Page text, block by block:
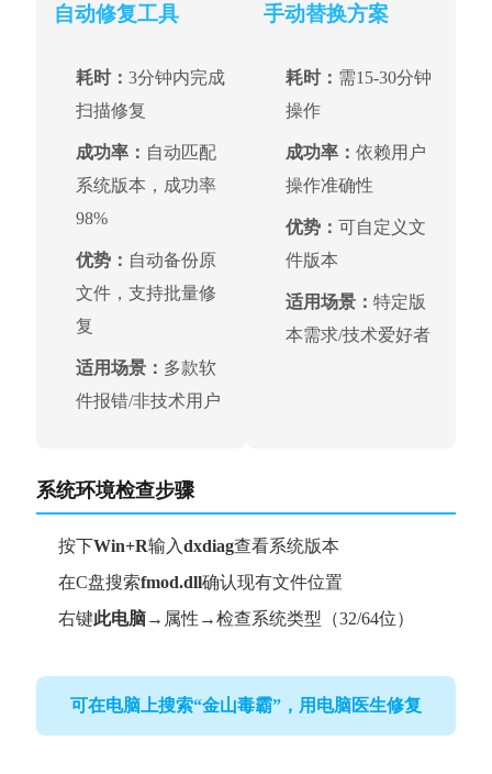
自动修复工具
耗时： 3分钟内完成
扫描修复
成功率： 自动匹配
系统版本，成功率
98%
优势： 自动备份原
文件，支持批量修
复
适用场景： 多款软
件报错/非技术用户
手动替换方案
耗时： 需15-30分钟
操作
成功率： 依赖用户
操作准确性
优势： 可自定义文
件版本
适用场景： 特定版
本需求/技术爱好者
系统环境检查步骤
按下Win+R输入dxdiag查看系统版本
在C盘搜索fmod.dll确认现有文件位置
右键此电脑→属性→检查系统类型（32/64位）
可在电脑上搜索“金山毒霸”，用电脑医生修复